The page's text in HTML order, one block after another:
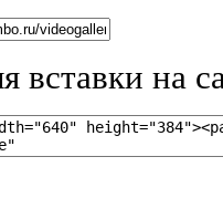
вставки на